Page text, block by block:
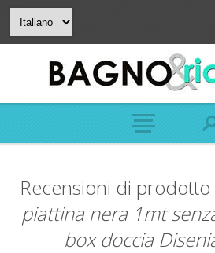
Recensioni di
piattina nera 1mt
box doccia